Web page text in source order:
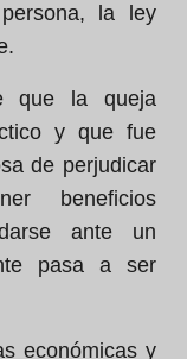
la ley
que la queja
y que fue
de perjudicar
beneficios
ante un
pasa a ser
económicas y